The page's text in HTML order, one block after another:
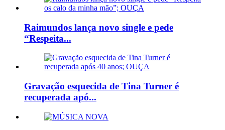
Raimundos lança novo single e pede
“Respeita...
Gravação esquecida de Tina Turner é
recuperada apó...